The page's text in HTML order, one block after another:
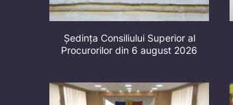
Ședința Consiliului Superior al
Procurorilor din 6 august 2026